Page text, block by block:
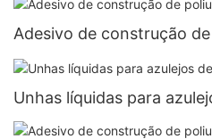
Adesivo de construção
Unhas líquidas para